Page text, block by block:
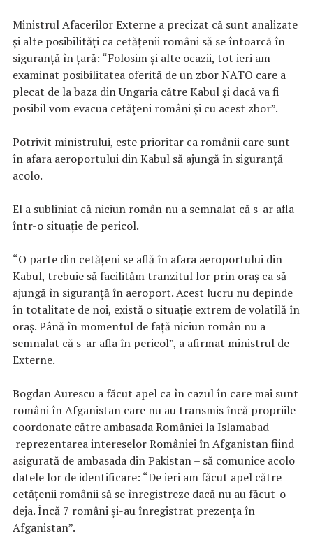
Ministrul Afacerilor Externe a precizat că sunt analizate
și alte posibilități ca cetățenii români să se întoarcă în
siguranță în țară: “Folosim și alte ocazii, tot ieri am
examinat posibilitatea oferită de un zbor NATO care a
plecat de la baza din Ungaria către Kabul și dacă va fi
posibil vom evacua cetățeni români și cu acest zbor”.
Potrivit ministrului, este prioritar ca românii care sunt
în afara aeroportului din Kabul să ajungă în siguranță
acolo.
El a subliniat că niciun român nu a semnalat că s-ar afla
într-o situație de pericol.
“O parte din cetățeni se află în afara aeroportului din
Kabul, trebuie să facilităm tranzitul lor prin oraș ca să
ajungă în siguranță în aeroport. Acest lucru nu depinde
în totalitate de noi, există o situație extrem de volatilă în
oraș. Până în momentul de față niciun român nu a
semnalat că s-ar afla în pericol”, a afirmat ministrul de
Externe.
Bogdan Aurescu a făcut apel ca în cazul în care mai sunt
români în Afganistan care nu au transmis încă propriile
coordonate către ambasada României la Islamabad –
reprezentarea intereselor României în Afganistan fiind
asigurată de ambasada din Pakistan – să comunice acolo
datele lor de identificare: “De ieri am făcut apel către
cetățenii românii să se înregistreze dacă nu au făcut-o
deja. Încă 7 români și-au înregistrat prezența în
Afganistan”.